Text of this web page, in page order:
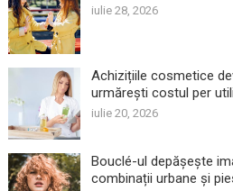
iulie 28, 2026
Achizițiile cosmetice
urmărești costul per
iulie 20, 2026
Bouclé-ul depășește
combinații urbane și